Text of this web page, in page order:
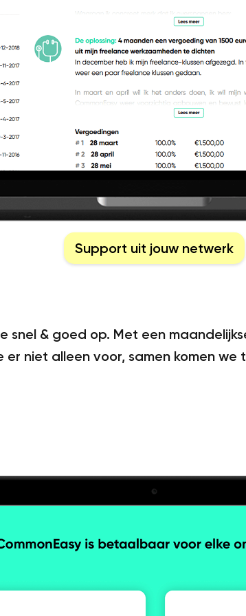
Support uit jouw netwerk
snel & goed op. Met een
er niet alleen voor, samen komen